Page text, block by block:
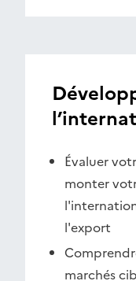
Évaluer
monter
l'export
marchés